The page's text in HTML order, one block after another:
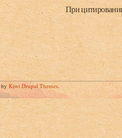
При
byKiwi Drupal Themes.